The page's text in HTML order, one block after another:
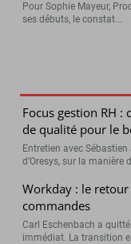
Pour Sophie Mayeur,
ses débuts, le constat...
Focus gestion RH
de qualité pour le
Entretien avec
d’Oresys, sur la manière
Workday : le
commandes
Carl Eschenbach a
immédiat. La transition